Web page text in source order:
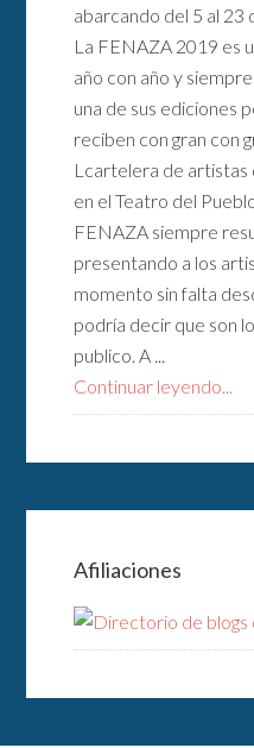
abarcando del 5 al
La FENAZA 2019 es
año con año y
una de sus ediciones
reciben con gran con
Lcartelera de artistas
en el Teatro del
FENAZA siempre
presentando a los
momento sin falta
podría decir que son
publico. A ...
Continuar leyendo...
Afiliaciones